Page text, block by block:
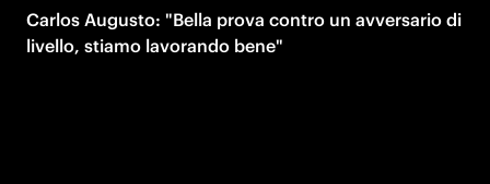
Carlos Augusto: "Bella prova contro un avversario di
livello, stiamo lavorando bene"